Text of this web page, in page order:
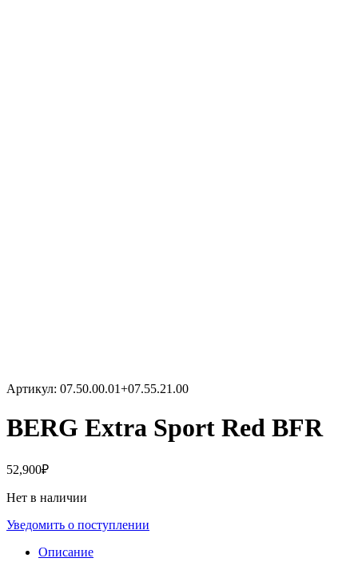
Артикул: 07.50.00.01+07.55.21.00
BERG Extra Sport Red BFR
52,900₽
Нет в наличии
Уведомить о поступлении
Описание